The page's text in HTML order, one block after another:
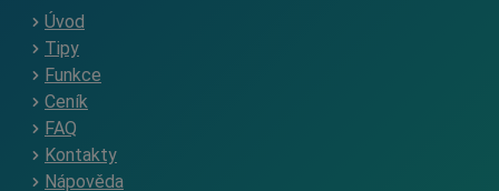
Úvod
Tipy
Funkce
Ceník
FAQ
Kontakty
Nápověda